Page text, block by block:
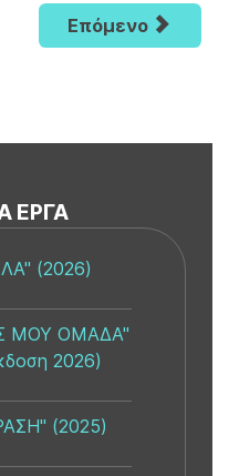
Επόμενο
ΈΡΓΑ
(2026)
ΜΟΥ ΟΜΑΔΑ"
2026)
(2025)